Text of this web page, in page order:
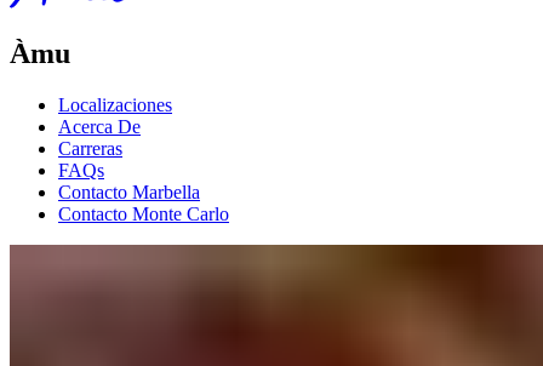
Àmu
Localizaciones
Acerca De
Carreras
FAQs
Contacto Marbella
Contacto Monte Carlo